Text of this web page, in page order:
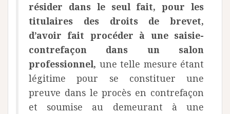
résider dans le seul fait, pour les
titulaires des droits de brevet,
d’avoir fait procéder à une saisie-
contrefaçon dans un salon
professionnel, une telle mesure étant
légitime pour se constituer une
preuve dans le procès en contrefaçon
et soumise au demeurant à une